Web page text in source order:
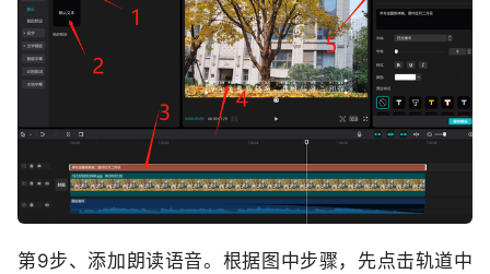
第9步、添加朗读语音。根据图中步骤，先点击轨道中